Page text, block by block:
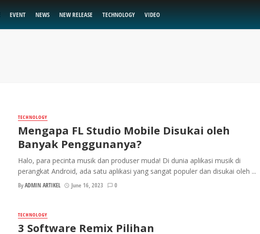
EVENT NEWS NEW RELEASE TECHNOLOGY VIDEO
TECHNOLOGY
Mengapa FL Studio Mobile Disukai oleh
Banyak Penggunanya?
Halo, para pecinta musik dan produser muda! Di dunia aplikasi musik di
perangkat Android, ada satu aplikasi yang sangat populer dan disukai oleh ...
ByADMIN ARTIKEL June 16, 2023 0
TECHNOLOGY
3 Software Remix Pilihan